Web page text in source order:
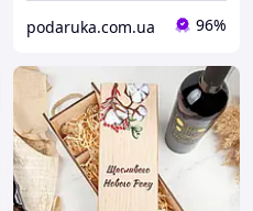
podaruka.com.ua 96%